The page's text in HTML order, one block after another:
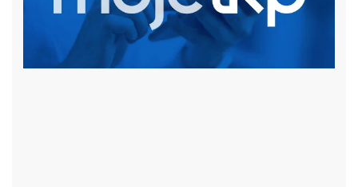
czytaj więcej